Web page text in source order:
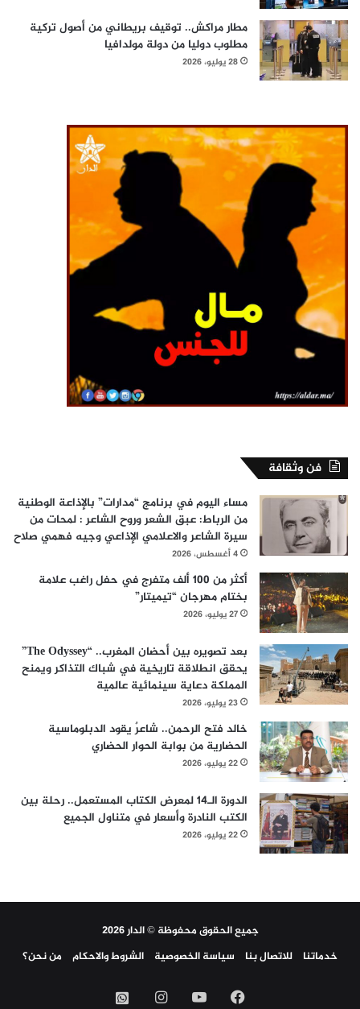
مطار مراكش.. توقيف بريطاني من أصول تركية
مطلوب دوليا من دولة مولدافيا
28 يوليو، 2026
فن وثقافة
مساء اليوم في برنامج “مدارات” بالإذاعة الوطنية
من الرباط: عبق الشعر وروح الشاعر : لمحات من
سيرة الشاعر والاعلامي الإذاعي وجيه فهمي صلاح
4 أغسطس، 2026
أكثر من 100 ألف متفرج في حفل راغب علامة
بختام مهرجان “تيميتار”
27 يوليو، 2026
بعد تصويره بين أحضان المغرب.. “The Odyssey”
يحقق انطلاقة تاريخية في شباك التذاكر ويمنح
المملكة دعاية سينمائية عالمية
23 يوليو، 2026
خالد فتح الرحمن.. شاعرٌ يقود الدبلوماسية
الحضارية من بوابة الحوار الحضاري
22 يوليو، 2026
الدورة الـ14 لمعرض الكتاب المستعمل.. رحلة بين
الكتب النادرة وأسعار في متناول الجميع
22 يوليو، 2026
جميع الحقوق محفوظة © الدار 2026
خدماتنا
للاتصال بنا سياسة الخصوصية الشروط والاحكام من نحن؟
فيسبوك‫YouTubeانستقرامواتساب